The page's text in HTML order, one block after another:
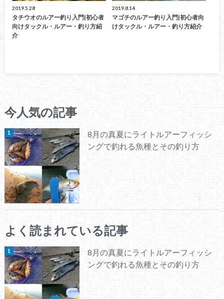
2019.5.28
タチウオのルアー釣り入門|初心者
向けタックル・ルアー・釣り方紹
介
2019.8.14
マゴチのルアー釣り入門|初心者向
けタックル・ルアー・釣り方紹介
今人気の記事
8月の真夏にライトルアーフィッシ
ングで釣れる魚種とその釣り方
よく読まれている記事
8月の真夏にライトルアーフィッシ
ングで釣れる魚種とその釣り方